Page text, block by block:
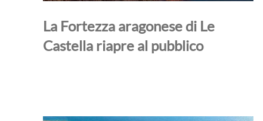
La Fortezza aragonese di Le
Castella riapre al pubblico